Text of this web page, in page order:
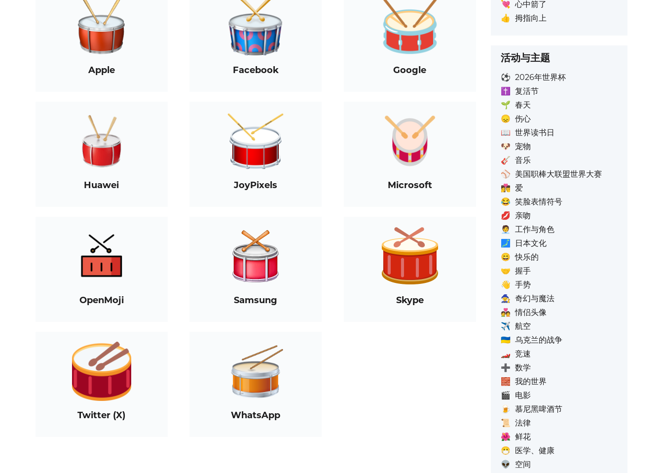
Apple Facebook Google
Huawei JoyPixels Microsoft
OpenMoji Samsung Skype
Twitter (X) WhatsApp
💘 心中箭了
👍 拇指向上
活动与主题
⚽ 2026年世界杯
✝️
复活节
🌱 春天
😞 伤心
📖 世界读书日
🐶 宠物
🎸 音乐
⚾ 美国职棒大联盟世界大赛
👩‍❤️‍💋‍👨 爱
😂 笑脸表情符号
💋 亲吻
🧑‍💼
工作与角色
🗾
日本文化
😄 快乐的
🤝 握手
👋 手势
🧙 奇幻与魔法
💑 情侣头像
✈️ 航空
🇺🇦 乌克兰的战争
🏎️ 竞速
➕ 数学
🧱 我的世界
🎬 电影
🍺 慕尼黑啤酒节
📜 法律
🌺 鲜花
😷 医学、健康
👽
空间